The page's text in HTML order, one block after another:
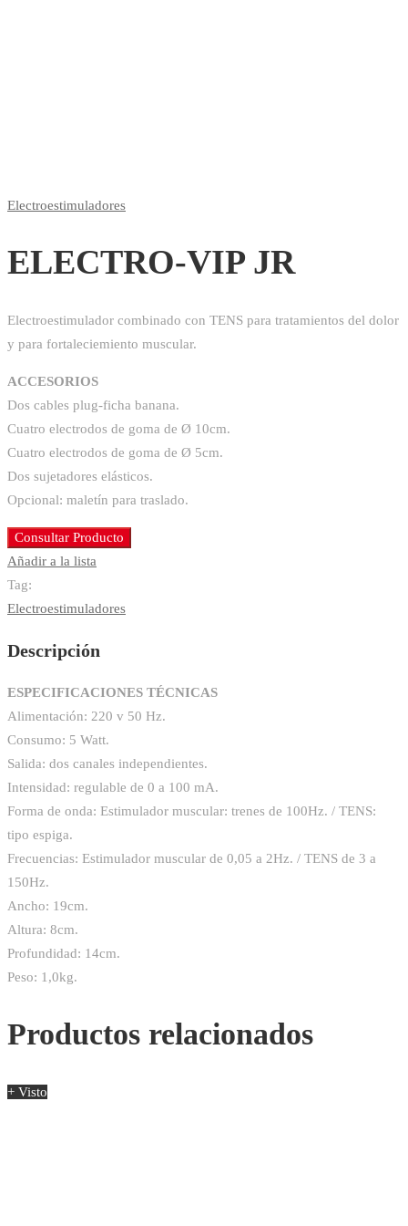
Electroestimuladores
ELECTRO-VIP JR
Electroestimulador combinado con TENS para tratamientos del dolor
y para fortaleciemiento muscular.
ACCESORIOS
Dos cables plug-ficha banana.
Cuatro electrodos de goma de Ø 10cm.
Cuatro electrodos de goma de Ø 5cm.
Dos sujetadores elásticos.
Opcional: maletín para traslado.
Consultar Producto
Añadir a la lista
Tag:
Electroestimuladores
Descripción
ESPECIFICACIONES TÉCNICAS
Alimentación: 220 v 50 Hz.
Consumo: 5 Watt.
Salida: dos canales independientes.
Intensidad: regulable de 0 a 100 mA.
Forma de onda: Estimulador muscular: trenes de 100Hz. / TENS:
tipo espiga.
Frecuencias: Estimulador muscular de 0,05 a 2Hz. / TENS de 3 a
150Hz.
Ancho: 19cm.
Altura: 8cm.
Profundidad: 14cm.
Peso: 1,0kg.
Productos relacionados
+ Visto